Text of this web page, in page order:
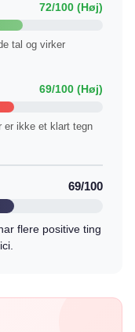
72/100 (Høj)
tal og virker
69/100 (Høj)
er ikke et klart tegn
69/100
flere positive ting